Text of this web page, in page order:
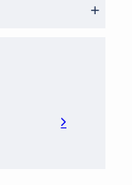
+